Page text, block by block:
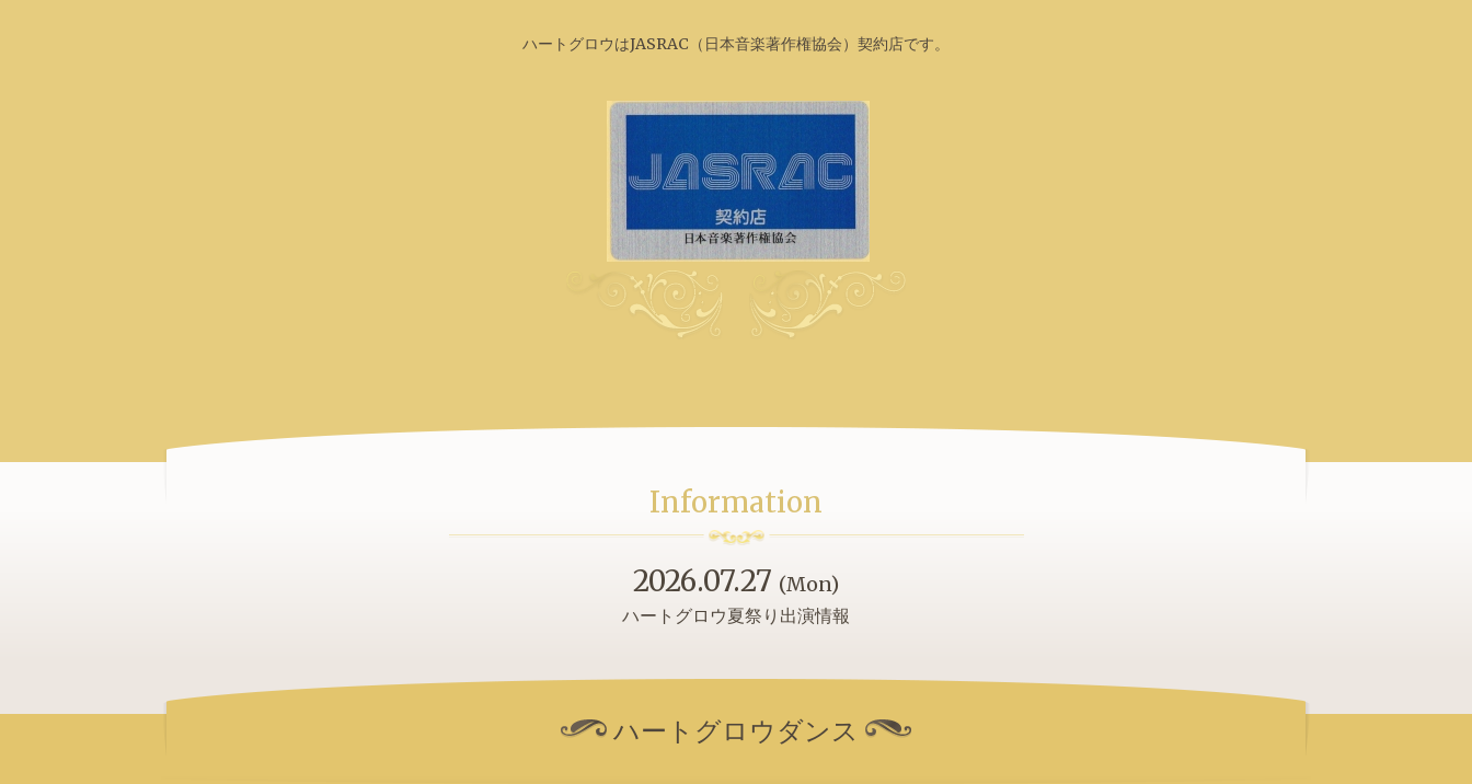
ハートグロウはJASRAC（日本音楽著作権協会）契約店です。
Information
2026.07.27 (Mon)
ハートグロウ夏祭り出演情報
ハートグロウダンス